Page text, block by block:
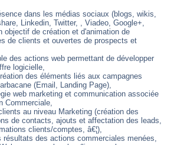
dans les médias sociaux (blogs, wikis,
Linkedin, Twitter, , Viadeo, Google+,
objectif de création et d'animation de
de clients et ouvertes de prospects et
des actions web permettant de développer
logicielle,
des éléments liés aux campagnes
(Email, Landing Page),
web marketing et communication associée
Commerciale,
au niveau Marketing (création des
de contacts, ajouts et affectation des leads,
clients/comptes, â€¦),
des actions commerciales menées,